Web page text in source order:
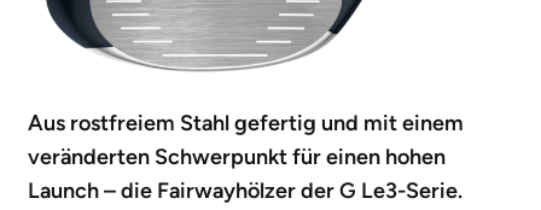
Aus rostfreiem Stahl gefertig und mit einem
veränderten Schwerpunkt für einen hohen
Launch – die Fairwayhölzer der G Le3-Serie.